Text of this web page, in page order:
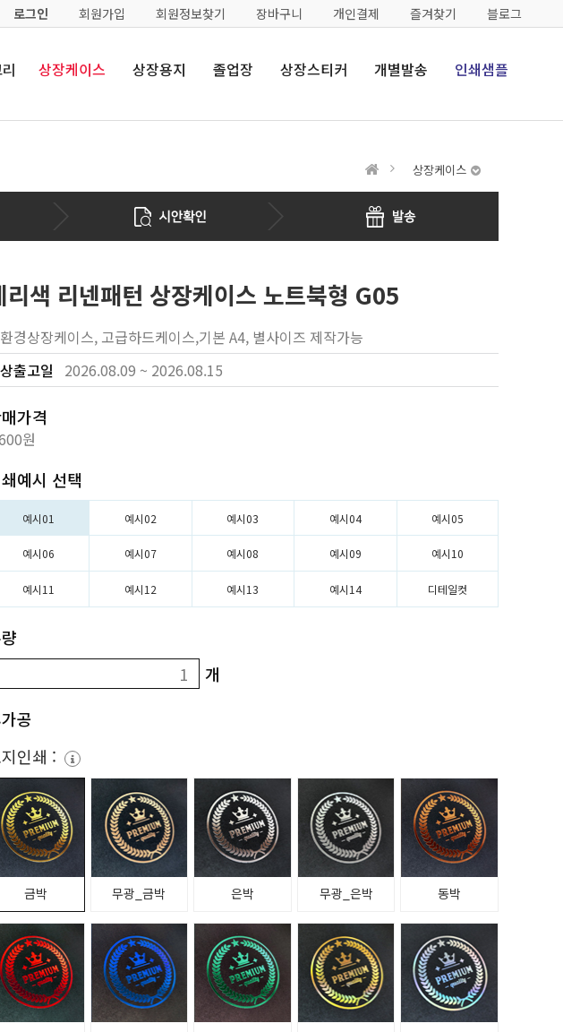
로그인 회원가입 회원정보찾기 장바구니 개인결제 즐겨찾기 블로그
상장케이스 상장용지 졸업장 상장스티커 개별발송 인쇄샘플
상장케이스
리색 리넨패턴 상장케이스 노트북형 G05
경상장케이스, 고급하드케이스,기본 A4, 별사이즈 제작가능
출고일
2026.08.09 ~ 2026.08.15
가격
원
예시 선택
예시01 예시02 예시03 예시04 예시05
예시06 예시07 예시08 예시09 예시10
예시11 예시12 예시13 예시14 디테일컷
개
공
인쇄 :
금박 무광_금박 은박 무광_은박 동박